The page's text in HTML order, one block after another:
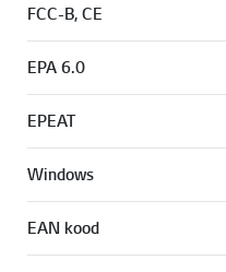
FCC-B, CE
EPA 6.0
EPEAT
Windows
EAN kood